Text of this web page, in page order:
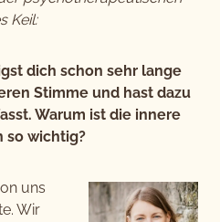
Keil:
dich schon sehr lange
Stimme und hast dazu
Warum ist die innere
so wichtig?
uns
Wir